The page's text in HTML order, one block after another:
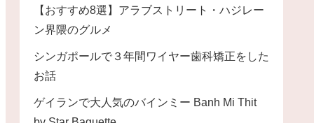
【おすすめ8選】アラブストリート・ハジレー
ン界隈のグルメ
シンガポールで３年間ワイヤー歯科矯正をした
お話
ゲイランで大人気のバインミー Banh Mi Thit